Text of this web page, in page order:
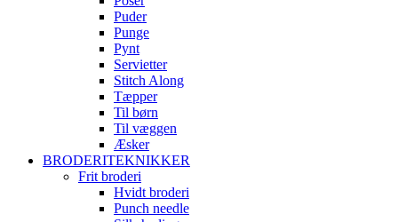
Puder
Punge
Pynt
Servietter
Stitch Along
Tæpper
Til børn
Til væggen
Æsker
BRODERITEKNIKKER
Frit broderi
Hvidt broderi
Punch needle